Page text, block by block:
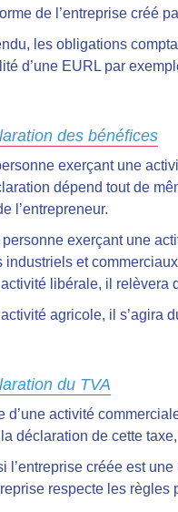
de l’entreprise créé
les obligations
d’une EURL par
des bénéfices
exerçant une
dépend tout de
l’entrepreneur.
personne exerçant une
industriels et
libérale, il relèvera
agricole, il s’agira
du TVA
d’une activité
déclaration de cette
l’entreprise créée est
respecte les